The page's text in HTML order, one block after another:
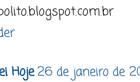
Hoje26 de janeiro de